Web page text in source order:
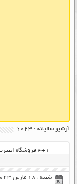
آرشیو سالیانه :2023
۴+۱ فروشگاه اینترنتی برتر که فقط کالای اورجینال میفروشند!
شنبه ، 18 مارس 2023